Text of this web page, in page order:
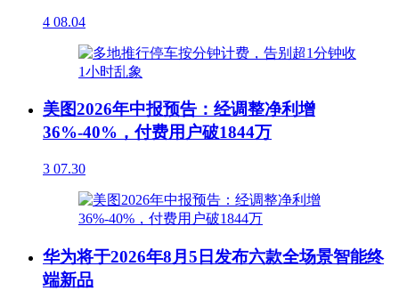
4 08.04
美图2026年中报预告：经调整净利增
36%-40%，付费用户破1844万
3 07.30
华为将于2026年8月5日发布六款全场景智能终
端新品